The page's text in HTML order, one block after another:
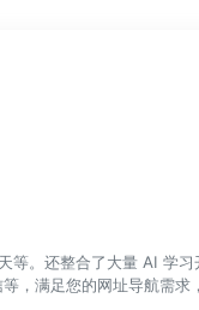
等。还整合了大量 AI 学
，满足您的网址导航需求